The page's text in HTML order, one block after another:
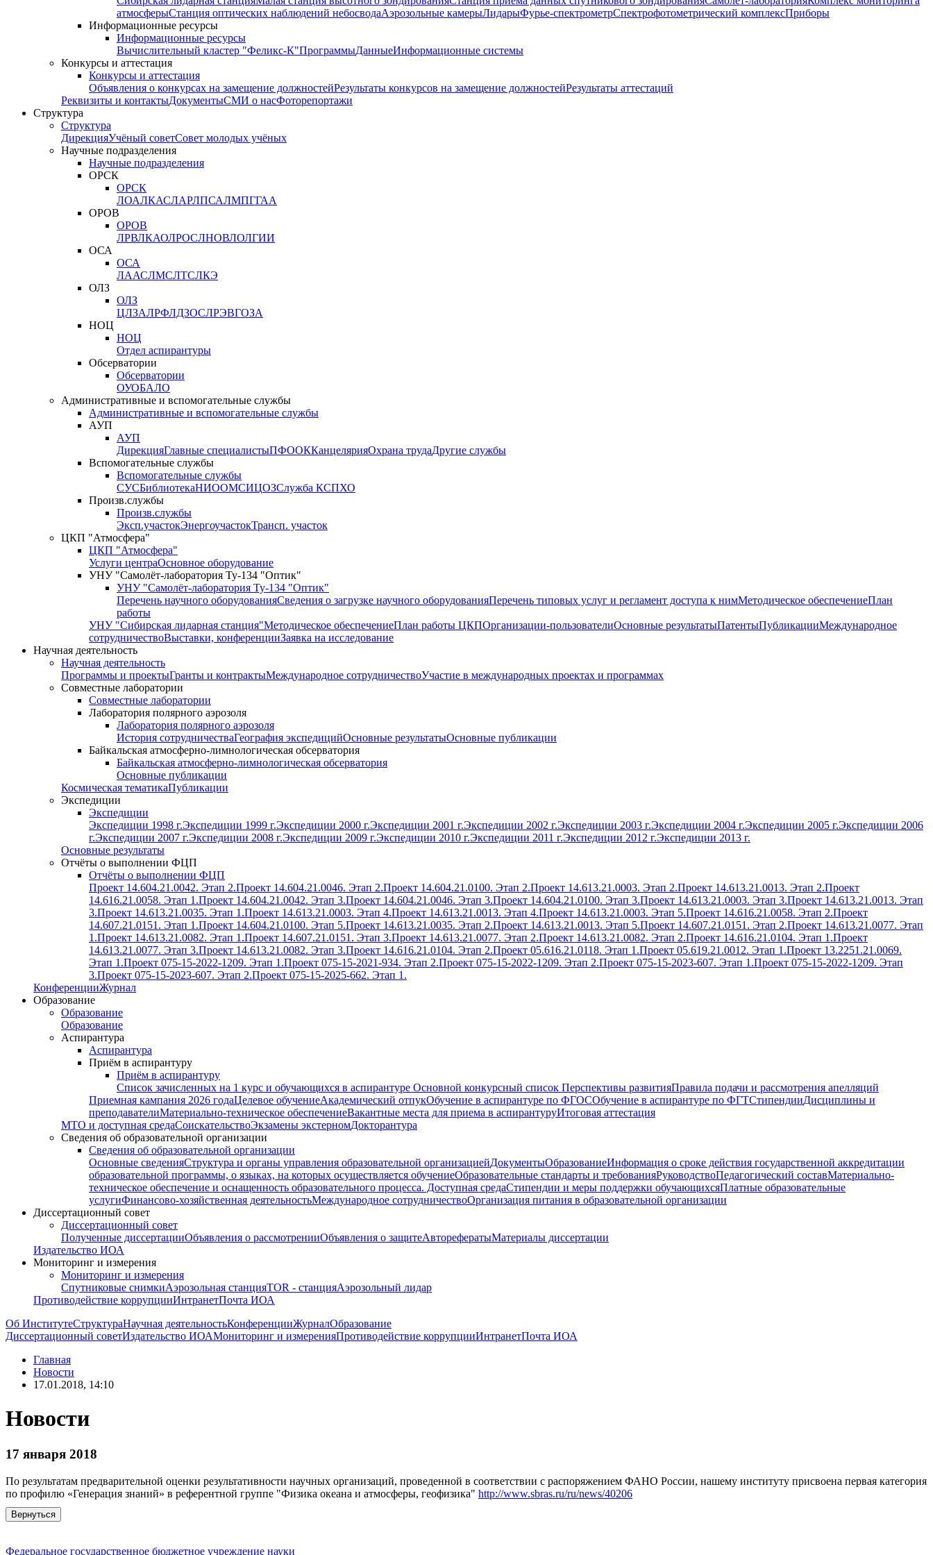
атмосферыСтанция оптических наблюдений небосводаАэрозольные камерыЛидарыФурье-спектрометрСпектрофотометрический комплексПриборы
Информационные ресурсы
Информационные ресурсы
Вычислительный кластер "Феликс-К"ПрограммыДанныеИнформационные системы
Конкурсы и аттестация
Конкурсы и аттестация
Объявления о конкурсах на замещение должностейРезультаты конкурсов на замещение должностейРезультаты аттестаций
Реквизиты и контактыДокументыСМИ о насФоторепортажи
Структура
Структура
ДирекцияУчёный советСовет молодых учёных
Научные подразделения
Научные подразделения
ОРСК
ОРСК
ЛОАЛКАСЛАРЛПСАЛМПГГАА
ОРОВ
ОРОВ
ЛРВЛКАОЛРОСЛНОВЛОЛГИИ
ОСА
ОСА
ЛААСЛМСЛТСЛКЭ
ОЛЗ
ОЛЗ
ЦЛЗАЛРФЛДЗОСЛРЭВГОЗА
НОЦ
НОЦ
Отдел аспирантуры
Обсерватории
Обсерватории
ОУОБАЛО
Административные и вспомогательные службы
Административные и вспомогательные службы
АУП
АУП
ДирекцияГлавные специалистыПФООККанцелярияОхрана трудаДругие службы
Вспомогательные службы
Вспомогательные службы
СУСБиблиотекаНИООМСИЦОЗСлужба КСПХО
Произв.службы
Произв.службы
Эксп.участокЭнергоучастокТрансп. участок
ЦКП "Атмосфера"
ЦКП "Атмосфера"
Услуги центраОсновное оборудование
УНУ "Самолёт-лаборатория Ту-134 "Оптик"
УНУ "Самолёт-лаборатория Ту-134 "Оптик"
Перечень научного оборудованияСведения о загрузке научного оборудованияПеречень типовых услуг и регламент доступа к нимМетодическое обеспечениеПлан
работы
УНУ "Сибирская лидарная станция"Методическое обеспечениеПлан работы ЦКПОрганизации-пользователиОсновные результатыПатентыПубликацииМеждународное
сотрудничествоВыставки, конференцииЗаявка на исследование
Научная деятельность
Научная деятельность
Программы и проектыГранты и контрактыМеждународное сотрудничествоУчастие в международных проектах и программах
Совместные лаборатории
Совместные лаборатории
Лаборатория полярного аэрозоля
Лаборатория полярного аэрозоля
История сотрудничестваГеография экспедицийОсновные результатыОсновные публикации
Байкальская атмосферно-лимнологическая обсерватория
Байкальская атмосферно-лимнологическая обсерватория
Основные публикации
Космическая тематикаПубликации
Экспедиции
Экспедиции
Экспедиции 1998 г.Экспедиции 1999 г.Экспедиции 2000 г.Экспедиции 2001 г.Экспедиции 2002 г.Экспедиции 2003 г.Экспедиции 2004 г.Экспедиции 2005 г.Экспедиции 2006
г.Экспедиции 2007 г.Экспедиции 2008 г.Экспедиции 2009 г.Экспедиции 2010 г.Экспедиции 2011 г.Экспедиции 2012 г.Экспедиции 2013 г.
Основные результаты
Отчёты о выполнении ФЦП
Отчёты о выполнении ФЦП
Проект 14.604.21.0042. Этап 2.Проект 14.604.21.0046. Этап 2.Проект 14.604.21.0100. Этап 2.Проект 14.613.21.0003. Этап 2.Проект 14.613.21.0013. Этап 2.Проект
14.616.21.0058. Этап 1.Проект 14.604.21.0042. Этап 3.Проект 14.604.21.0046. Этап 3.Проект 14.604.21.0100. Этап 3.Проект 14.613.21.0003. Этап 3.Проект 14.613.21.0013. Этап
3.Проект 14.613.21.0035. Этап 1.Проект 14.613.21.0003. Этап 4.Проект 14.613.21.0013. Этап 4.Проект 14.613.21.0003. Этап 5.Проект 14.616.21.0058. Этап 2.Проект
14.607.21.0151. Этап 1.Проект 14.604.21.0100. Этап 5.Проект 14.613.21.0035. Этап 2.Проект 14.613.21.0013. Этап 5.Проект 14.607.21.0151. Этап 2.Проект 14.613.21.0077. Этап
1.Проект 14.613.21.0082. Этап 1.Проект 14.607.21.0151. Этап 3.Проект 14.613.21.0077. Этап 2.Проект 14.613.21.0082. Этап 2.Проект 14.616.21.0104. Этап 1.Проект
14.613.21.0077. Этап 3.Проект 14.613.21.0082. Этап 3.Проект 14.616.21.0104. Этап 2.Проект 05.616.21.0118. Этап 1.Проект 05.619.21.0012. Этап 1.Проект 13.2251.21.0069.
Этап 1.Проект 075-15-2022-1209. Этап 1.Проект 075-15-2021-934. Этап 2.Проект 075-15-2022-1209. Этап 2.Проект 075-15-2023-607. Этап 1.Проект 075-15-2022-1209. Этап
3.Проект 075-15-2023-607. Этап 2.Проект 075-15-2025-662. Этап 1.
КонференцииЖурнал
Образование
Образование
Образование
Аспирантура
Аспирантура
Приём в аспирантуру
Приём в аспирантуру
Список зачисленных на 1 курс и обучающихся в аспирантуре Основной конкурсный список Перспективы развитияПравила подачи и рассмотрения апелляций
Приемная кампания 2026 годаЦелевое обучениеАкадемический отпукОбучение в аспирантуре по ФГОСОбучение в аспирантуре по ФГТСтипендииДисциплины и
преподавателиМатериально-техническое обеспечениеВакантные места для приема в аспирантуруИтоговая аттестация
МТО и доступная средаСоискательствоЭкзамены экстерномДокторантура
Сведения об образовательной организации
Сведения об образовательной организации
Основные сведенияСтруктура и органы управления образовательной организациейДокументыОбразованиеИнформация о сроке действия государственной аккредитации
образовательной программы, о языках, на которых осуществляется обучениеОбразовательные стандарты и требованияРуководствоПедагогический составМатериально-
техническое обеспечение и оснащенность образовательного процесса. Доступная средаСтипендии и меры поддержки обучающихсяПлатные образовательные
услугиФинансово-хозяйственная деятельностьМеждународное сотрудничествоОрганизация питания в образовательной организации
Диссертационный совет
Диссертационный совет
Полученные диссертацииОбъявления о рассмотренииОбъявления о защитеАвторефератыМатериалы диссертации
Издательство ИОА
Мониторинг и измерения
Мониторинг и измерения
Спутниковые снимкиАэрозольная станцияTOR - станцияАэрозольный лидар
Противодействие коррупцииИнтранетПочта ИОА
Об ИнститутеСтруктураНаучная деятельностьКонференцииЖурналОбразование
Диссертационный советИздательство ИОАМониторинг и измеренияПротиводействие коррупцииИнтранетПочта ИОА
Главная
Новости
17.01.2018, 14:10
Новости
17 января 2018
По результатам предварительной оценки результативности научных организаций, проведенной в соответствии с распоряжением ФАНО России, нашему институту присвоена первая категория
по профилю «Генерация знаний» в референтной группе "Физика океана и атмосферы, геофизика" http://www.sbras.ru/ru/news/40206
Вернуться
Федеральное государственное бюджетное учреждение науки